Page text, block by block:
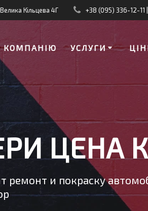
Кільцева 4Г +38 (095) 336-12-11
КОМПАНІЮ УСЛУГИ
ЦЕНА
ремонт и покраску